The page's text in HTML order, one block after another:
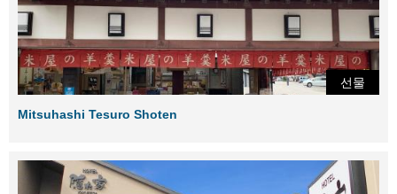
선물
Mitsuhashi Tesuro Shoten